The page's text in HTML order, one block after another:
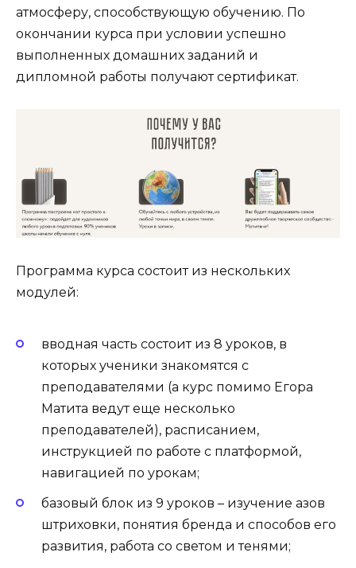
атмосферу, способствующую обучению. По
окончании курса при условии успешно
выполненных домашних заданий и
дипломной работы получают сертификат.
Программа курса состоит из нескольких
модулей:
вводная часть состоит из 8 уроков, в
которых ученики знакомятся с
преподавателями (а курс помимо Егора
Матита ведут еще несколько
преподавателей), расписанием,
инструкцией по работе с платформой,
навигацией по урокам;
базовый блок из 9 уроков – изучение азов
штриховки, понятия бренда и способов его
развития, работа со светом и тенями;